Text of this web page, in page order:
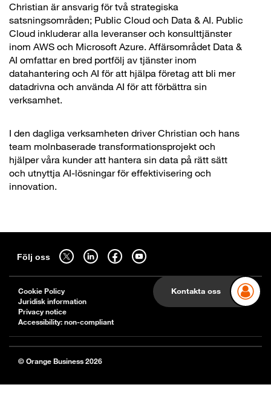
Christian är ansvarig för två strategiska
satsningsområden; Public Cloud och Data & AI. Public
Cloud inkluderar alla leveranser och konsulttjänster
inom AWS och Microsoft Azure. Affärsområdet Data &
AI omfattar en bred portfölj av tjänster inom
datahantering och AI för att hjälpa företag att bli mer
datadrivna och använda AI för att förbättra sin
verksamhet.
I den dagliga verksamheten driver Christian och hans
team molnbaserade transformationsprojekt och
hjälper våra kunder att hantera sin data på rätt sätt
och utnyttja AI-lösningar för effektivisering och
innovation.
Kontakta oss
Följ oss
Följ oss på twitter - öppnas i en ny flik
Följ oss på linkedin - öppnas i en ny flik
Följ oss på facebook - öppnas i en ny flik
Följ oss på youtube - öppnas i en ny flik
Cookie Policy
Juridisk information
Privacy notice
Accessibility: non-compliant
© Orange Business 2026